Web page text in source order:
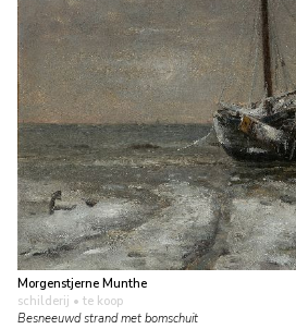
Morgenstjerne Munthe
schilderij • te koop
Besneeuwd strand met bomschuit